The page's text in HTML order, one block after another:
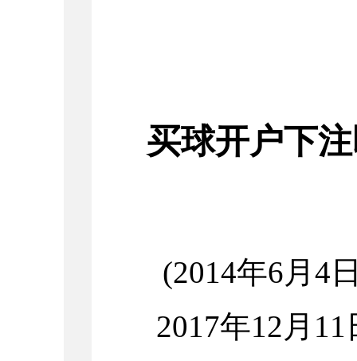
买球开户下
(2014年6月4
2017年12月